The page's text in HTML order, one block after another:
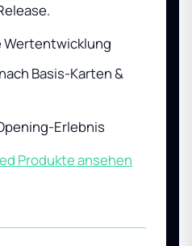
Wertentwicklung
Basis-Karten &
Erlebnis
Produkte ansehen